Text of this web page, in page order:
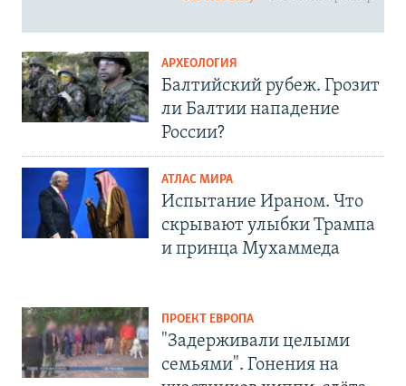
АРХЕОЛОГИЯ
Балтийский рубеж. Грозит
ли Балтии нападение
России?
АТЛАС МИРА
Испытание Ираном. Что
скрывают улыбки Трампа
и принца Мухаммеда
ПРОЕКТ ЕВРОПА
"Задерживали целыми
семьями". Гонения на